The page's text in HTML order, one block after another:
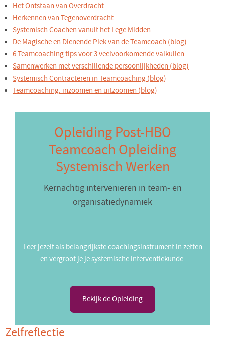
Het Ontstaan van Overdracht
Herkennen van Tegenoverdracht
Systemisch Coachen vanuit het Lege Midden
De Magische en Dienende Plek van de Teamcoach (blog)
6 Teamcoaching tips voor 3 veelvoorkomende valkuilen
Samenwerken met verschillende persoonlijkheden (blog)
Systemisch Contracteren in Teamcoaching (blog)
Teamcoaching: inzoomen en uitzoomen (blog)
Opleiding Post-HBO
Teamcoach Opleiding
Systemisch Werken
Kernachtig interveniëren in team- en
organisatiedynamiek
Leer jezelf als belangrijkste coachingsinstrument in zetten
en vergroot je je systemische interventiekunde.
Bekijk de Opleiding
Zelfreflectie